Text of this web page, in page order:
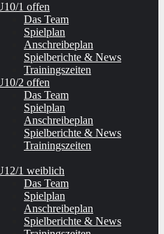
1 offen
Das Team
Spielplan
Anschreibeplan
Spielberichte & News
Trainingszeiten
2 offen
Das Team
Spielplan
Anschreibeplan
Spielberichte & News
Trainingszeiten
1 weiblich
Das Team
Spielplan
Anschreibeplan
Spielberichte & News